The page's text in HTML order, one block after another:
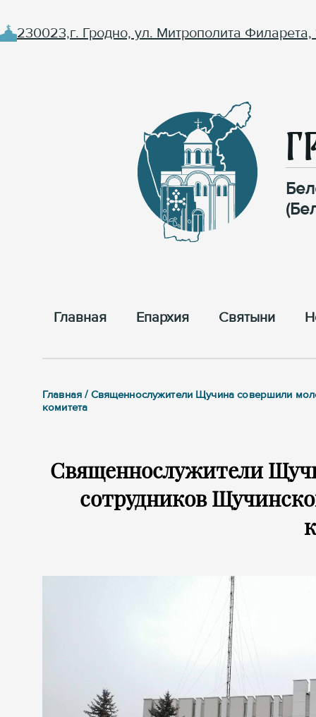
230023,г. Гродно, ул. Митрополита Филарета,
Главная Епархия Cвятыни
Главная / Священнослужители Щучина совершили
комитета
Священнослужители
сотрудников